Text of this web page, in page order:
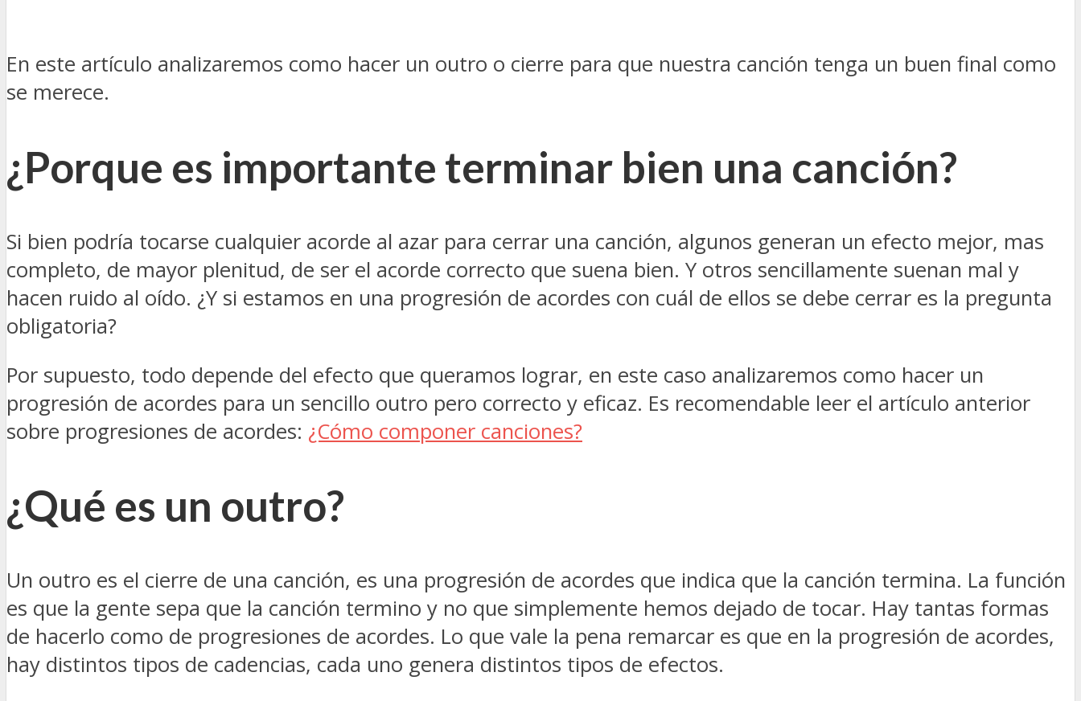
En este artículo analizaremos como hacer un outro o cierre para que nuestra canción tenga un buen final como
se merece.
¿Porque es importante terminar bien una canción?
Si bien podría tocarse cualquier acorde al azar para cerrar una canción, algunos generan un efecto mejor, mas
completo, de mayor plenitud, de ser el acorde correcto que suena bien. Y otros sencillamente suenan mal y
hacen ruido al oído. ¿Y si estamos en una progresión de acordes con cuál de ellos se debe cerrar es la pregunta
obligatoria?
Por supuesto, todo depende del efecto que queramos lograr, en este caso analizaremos como hacer un
progresión de acordes para un sencillo outro pero correcto y eficaz. Es recomendable leer el artículo anterior
sobre progresiones de acordes: ¿Cómo componer canciones?
¿Qué es un outro?
Un outro es el cierre de una canción, es una progresión de acordes que indica que la canción termina. La función
es que la gente sepa que la canción termino y no que simplemente hemos dejado de tocar. Hay tantas formas
de hacerlo como de progresiones de acordes. Lo que vale la pena remarcar es que en la progresión de acordes,
hay distintos tipos de cadencias, cada uno genera distintos tipos de efectos.